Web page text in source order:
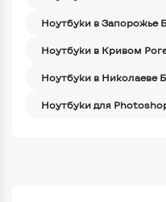
Ноутбуки в Запорожье
Ноутбуки в Кривом
Ноутбуки в Николаеве
Ноутбуки для